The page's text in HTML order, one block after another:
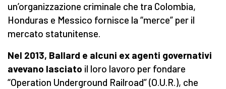
un’organizzazione criminale che tra Colombia,
Honduras e Messico fornisce la “merce” per il
mercato statunitense.
Nel 2013, Ballard e alcuni ex agenti governativi
avevano lasciato il loro lavoro per fondare
“Operation Underground Railroad” (O.U.R.), che